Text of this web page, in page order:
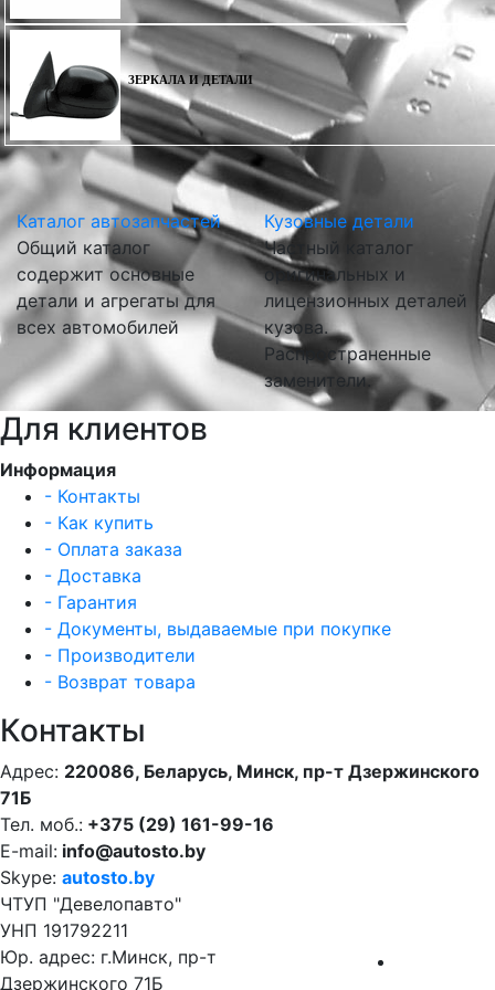
ЗЕРКАЛА И ДЕТАЛИ
Каталог автозапчастей
Общий каталог
содержит основные
детали и агрегаты для
всех автомобилей
Кузовные детали
Частный каталог
оригинальных и
лицензионных деталей
кузова.
Распространенные
заменители.
Для клиентов
Информация
- Контакты
- Как купить
- Оплата заказа
- Доставка
- Гарантия
- Документы, выдаваемые при покупке
- Производители
- Возврат товара
Контакты
Адрес: 220086, Беларусь, Минск, пр-т Дзержинского
71Б
Тел. моб.: +375 (29) 161-99-16
E-mail: info@autosto.by
Skype: autosto.by
ЧТУП "Девелопавто"
УНП 191792211
Юр. адрес: г.Минск, пр-т
Дзержинского 71Б